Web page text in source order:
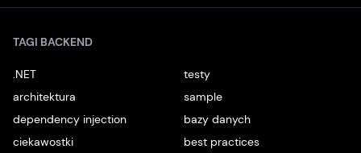
TAGI BACKEND
.NET
testy
architektura
sample
dependency injection
bazy danych
ciekawostki
best practices